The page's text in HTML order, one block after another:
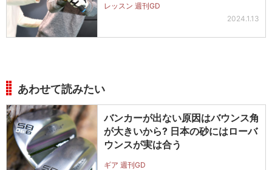
レッスン 週刊GD
2024.1.13
あわせて読みたい
バンカーが出ない原因はバウンス角
が大きいから? 日本の砂にはローバ
ウンスが実は合う
ギア 週刊GD